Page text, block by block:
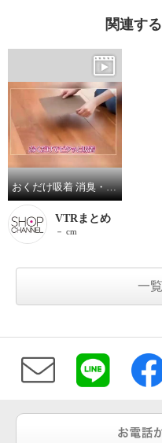
関連す
おくだけ吸着 消臭・はっ水・防汚機能付 タイルマット同色２５枚 増量セット
VTRまとめ
－ cm
一